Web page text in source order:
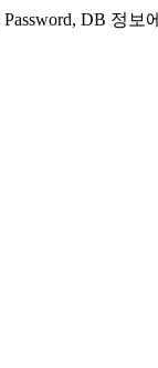
Password, DB 정